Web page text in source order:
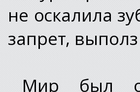
не оскалила
запрет,
Мир был